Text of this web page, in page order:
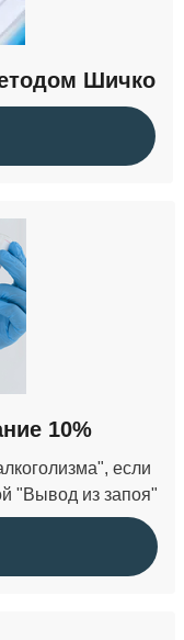
Шичко
10%
если
"Вывод из запоя"